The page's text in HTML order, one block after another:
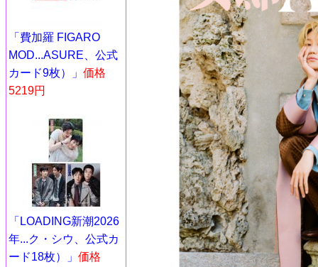
「費加羅 FIGARO
MOD...ASURE、公式
カード9枚）」 価格
5219円
「LOADING新潮2026
年...ク・シウ、公式カ
ード18枚）」 価格